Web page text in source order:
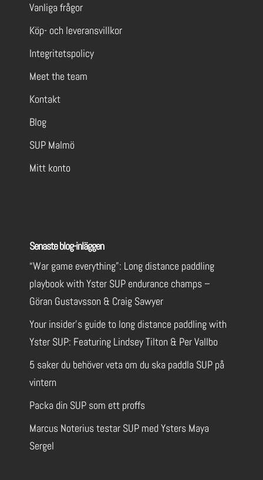
Vanliga frågor
Köp- och leveransvillkor
Integritetspolicy
Meet the team
Kontakt
Blog
SUP Malmö
Mitt konto
Senaste blog-inläggen
“War game everything”: Long distance paddling
playbook with Yster SUP endurance champs –
Göran Gustavsson & Craig Sawyer
Your insider’s guide to long distance paddling with
Yster SUP: Featuring Lindsey Tilton & Per Vallbo
5 saker du behöver veta om du ska paddla SUP på
vintern
Packa din SUP som ett proffs
Marcus Noterius testar SUP med Ysters Maya
Sergel